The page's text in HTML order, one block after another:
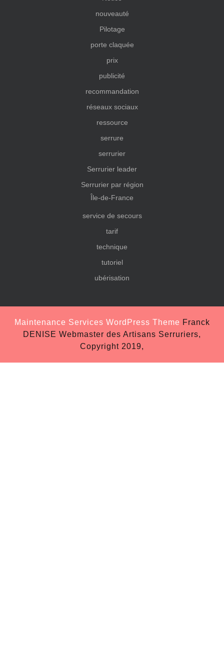
nouveauté
Pilotage
porte claquée
prix
publicité
recommandation
réseaux sociaux
ressource
serrure
serrurier
Serrurier leader
Serrurier par région
Île-de-France
service de secours
tarif
technique
tutoriel
ubérisation
Maintenance Services WordPress Theme Franck
DENISE Webmaster des Artisans Serruriers,
Copyright 2019,